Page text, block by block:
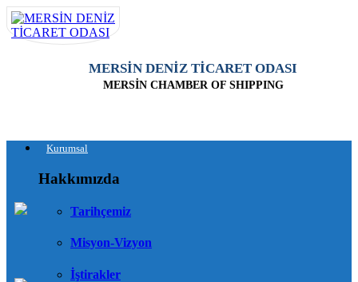
MERSİN DENİZ TİCARET ODASI
MERSİN CHAMBER OF SHIPPING
Kurumsal
Hakkımızda
Tarihçemiz
Misyon-Vizyon
İştirakler